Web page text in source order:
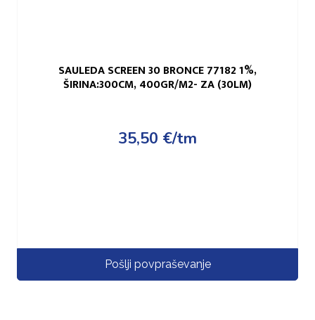
SAULEDA SCREEN 30 BRONCE 77182 1%,
ŠIRINA:300CM, 400GR/M2- ZA (30LM)
35,50 €/tm
Pošlji povpraševanje